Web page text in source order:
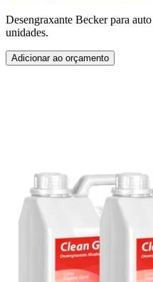
Desengraxante Becker para
unidades.
Adicionar ao orçamento